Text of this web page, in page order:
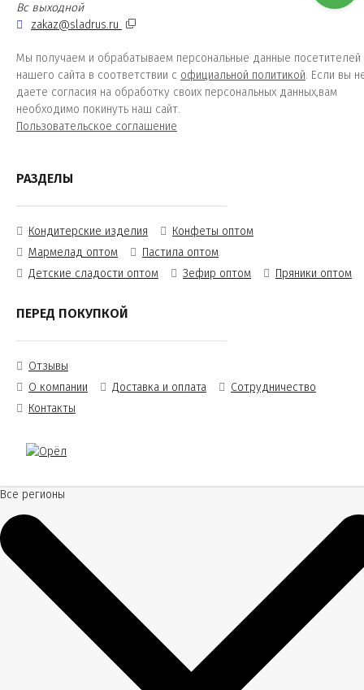
Вс выходной
zakaz@sladrus.ru
Мы получаем и обрабатываем персональные данные посетителей
нашего сайта в соответствии с официальной политикой. Если вы
даете согласия на обработку своих персональных данных,вам
необходимо покинуть наш сайт.
Пользовательское соглашение
РАЗДЕЛЫ
Кондитерские изделия
Конфеты оптом
Мармелад оптом
Пастила оптом
Детские сладости оптом
Зефир оптом Пряники оптом
ПЕРЕД ПОКУПКОЙ
Отзывы
О компании
Доставка и оплата
Сотрудничество
Контакты
Все регионы